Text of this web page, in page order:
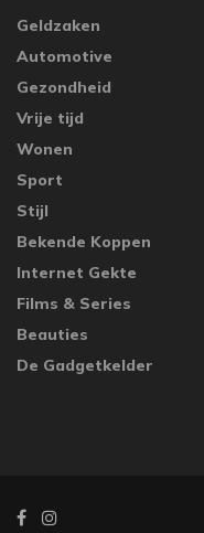
Geldzaken
Automotive
Gezondheid
Vrije tijd
Wonen
Sport
Stijl
Bekende Koppen
Internet Gekte
Films & Series
Beauties
De Gadgetkelder